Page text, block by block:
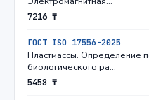
7216 ₸
ГОСТ ISO 17556-2025
Пластмассы. Определение
биологического ра…
5458 ₸